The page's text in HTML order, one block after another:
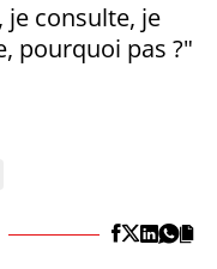
je consulte, je
pourquoi pas ?"